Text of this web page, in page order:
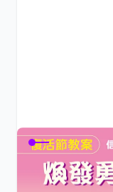
2026復活